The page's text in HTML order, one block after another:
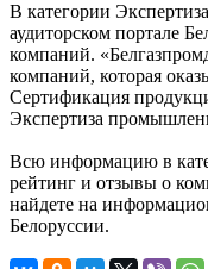
В категории
аудиторском портале
компаний.
компаний, которая
Сертификация
Экспертиза
Всю информацию в
рейтинг и отзывы о
найдете на
Белоруссии.